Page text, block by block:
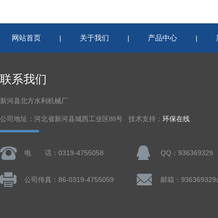
网站首页 | 关于我们 | 产品中心 |
联系我们
新河县北方水利机械厂
公司地址：河北省新河县城西工业区88号 技术支持： 环保在线
电 话：0319-4755058 QQ：936369329
公司传真：86-0319-4755059 邮箱：